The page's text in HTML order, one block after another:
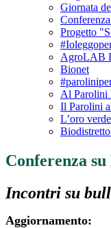
Giornata
Progetto
AgroLAB
Bionet
Al Parolini
Il Parolini
L’oro
Conferenza
Incontri su
Aggiornamento: